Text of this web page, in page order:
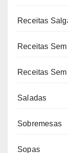
Receitas
Receitas
Receitas
Saladas
Sobremesas
Sopas